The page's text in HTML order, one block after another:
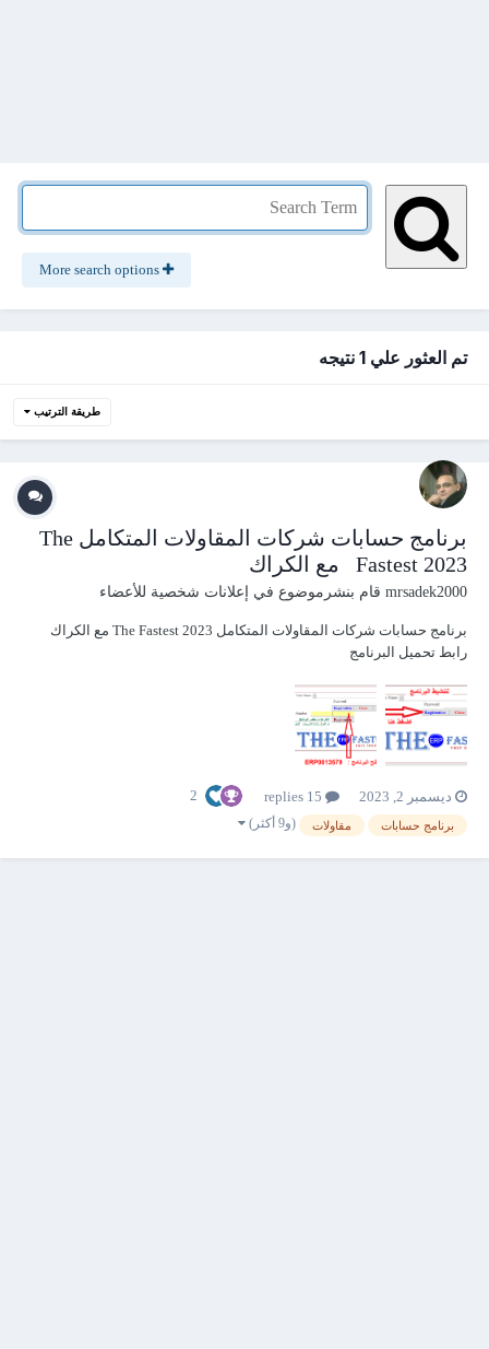
تم العثور علي 1 نتيجه
طريقة الترتيب
برنامج حسابات شركات المقاولات المتكامل The
Fastest 2023 مع الكراك
mrsadek2000 قام بنشرموضوع في إعلانات شخصية للأعضاء
برنامج حسابات شركات المقاولات المتكامل The Fastest 2023 مع الكراك
رابط تحميل البرنامج
https://www.youtub...
ديسمبر 2, 2023 2
برنامج حسابات مقاولات (و9 أكثر)